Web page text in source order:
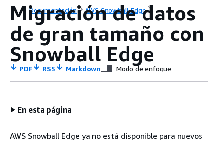
Documentación AWS Snowball Edge
Migración de datos
de gran tamaño con
Snowball Edge
PDF RSS Markdown Modo de enfoque
En esta página
AWS Snowball Edge ya no está disponible para nuevos